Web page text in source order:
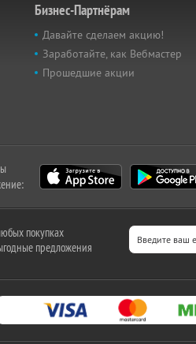
Бизнес-Партнёрам
Давайте сделаем акцию!
Заработайте, как Вебмастер
Прошедшие акции
покупках
предложения